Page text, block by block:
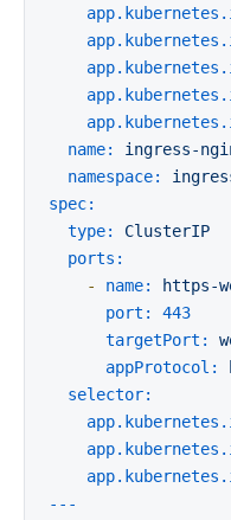
name:
ingress-
namespace:
spec:
type:
ClusterIP
ports:
-
name:
https-
port:
443
targetPort:
appProtocol:
selector:
---